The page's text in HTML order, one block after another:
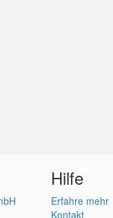
Hilfe
Erfahre mehr
Kontakt